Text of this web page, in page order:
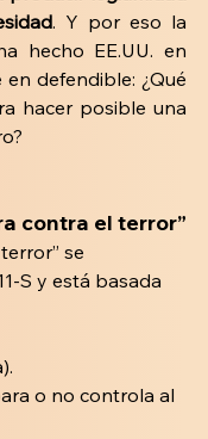
. Y por eso la
hecho EE.UU. en
defendible: ¿Qué
hacer posible una
contra el terror”
se
S y está basada
o no controla al